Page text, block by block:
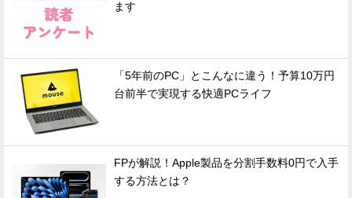
ます
「5年前のPC」とこんなに違う！予算10万円
台前半で実現する快適PCライフ
FPが解説！Apple製品を分割手数料0円で入手
する方法とは？